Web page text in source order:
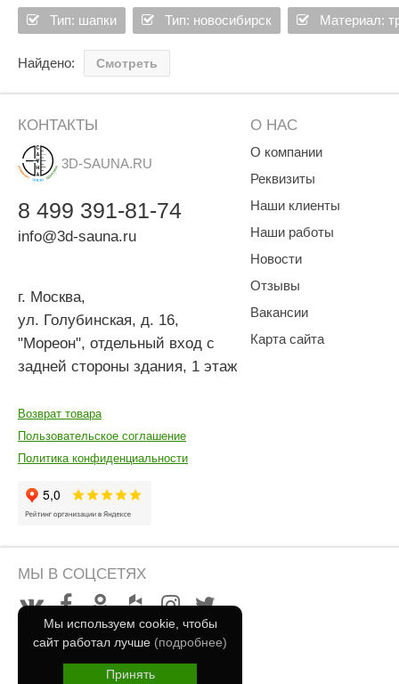
Тип: шапки Тип: новосибирск Материал:
Найдено: Смотреть
О НАС
О компании
Реквизиты
Наши клиенты
Наши работы
Новости
Отзывы
Вакансии
Карта сайта
КОНТАКТЫ
3D-SAUNA.RU
8 499 391-81-74
info@3d-sauna.ru
г. Москва,
ул. Голубинская, д. 16,
"Мореон", отдельный вход с
задней стороны здания, 1 этаж
Возврат товара
Пользовательское соглашение
Политика конфиденциальности
МЫ В СОЦСЕТЯХ
Принять
Мы используем cookie, чтобы
сайт работал лучше (подробнее)